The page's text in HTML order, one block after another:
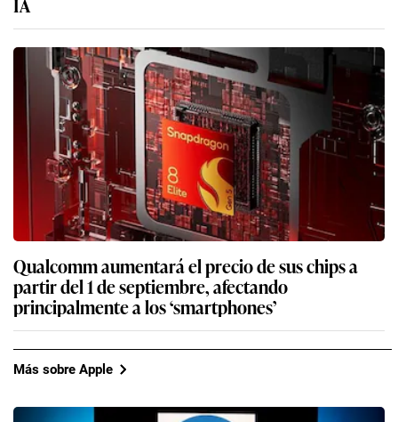
Qualcomm aumentará el precio de sus chips a
partir del 1 de septiembre, afectando
principalmente a los ‘smartphones’
Más sobre Apple